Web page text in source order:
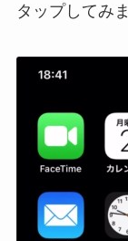
タップしてみ